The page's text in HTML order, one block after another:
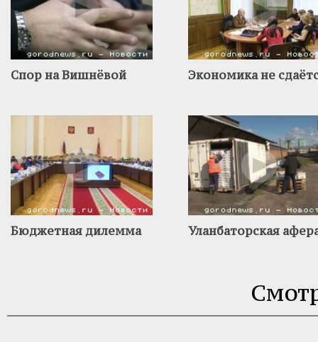
Спор на Вишнёвой Экономика не
Бюджетная дилемма Уланбаторская